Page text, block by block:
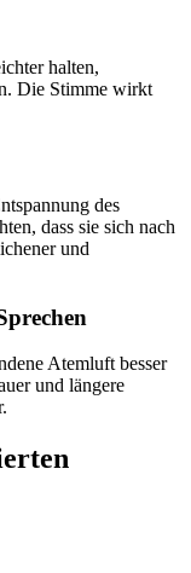
halten,
Die Stimme wirkt
des
dass sie sich nach
und
Atemluft besser
und längere